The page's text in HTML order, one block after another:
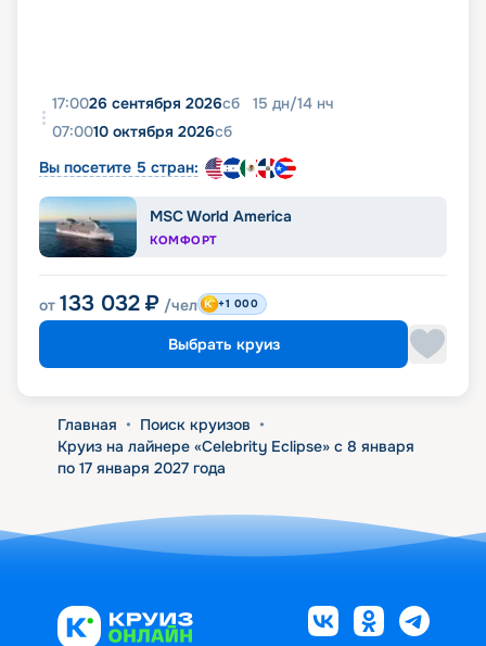
17:0026 сентября 2026сб 15 дн/14 нч
07:0010 октября 2026сб
Вы посетите 5 стран:
MSC World America
КОМФОРТ
от 133 032 ₽ /чел +1 000
Выбрать круиз
Главная • Поиск круизов •
Круиз на лайнере «Celebrity Eclipse» с 8 января
по 17 января 2027 года